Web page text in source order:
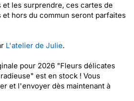
et les surprendre, ces cartes de
hors du commun seront parfaites
L'atelier de Julie.
pour 2026 "Fleurs délicates
est en stock ! Vous
et l'envoyer dès maintenant à